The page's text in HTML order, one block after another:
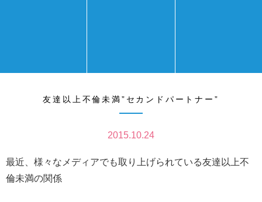
友達以上不倫未満”セカンドパートナー”
2015.10.24
最近、様々なメディアでも取り上げられている友達以上不
倫未満の関係